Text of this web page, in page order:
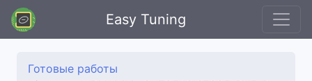
Easy Tuning
Готовые работы